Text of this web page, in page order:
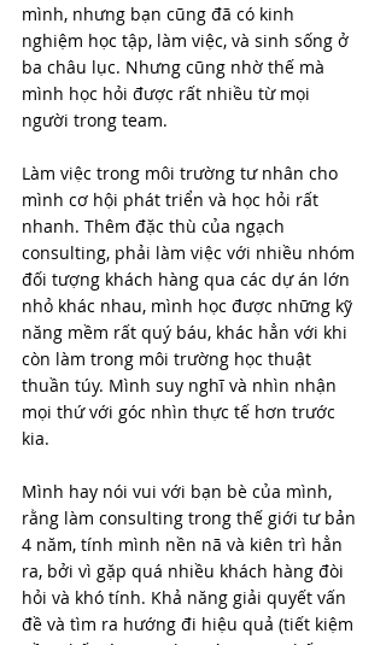
mình, nhưng bạn cũng đã có kinh
nghiệm học tập, làm việc, và sinh sống ở
ba châu lục. Nhưng cũng nhờ thế mà
mình học hỏi được rất nhiều từ mọi
người trong team.
Làm việc trong môi trường tư nhân cho
mình cơ hội phát triển và học hỏi rất
nhanh. Thêm đặc thù của ngạch
consulting, phải làm việc với nhiều nhóm
đối tượng khách hàng qua các dự án lớn
nhỏ khác nhau, mình học được những kỹ
năng mềm rất quý báu, khác hẳn với khi
còn làm trong môi trường học thuật
thuần túy. Mình suy nghĩ và nhìn nhận
mọi thứ với góc nhìn thực tế hơn trước
kia.
Mình hay nói vui với bạn bè của mình,
rằng làm consulting trong thế giới tư bản
4 năm, tính mình nền nã và kiên trì hẳn
ra, bởi vì gặp quá nhiều khách hàng đòi
hỏi và khó tính. Khả năng giải quyết vấn
đề và tìm ra hướng đi hiệu quả (tiết kiệm